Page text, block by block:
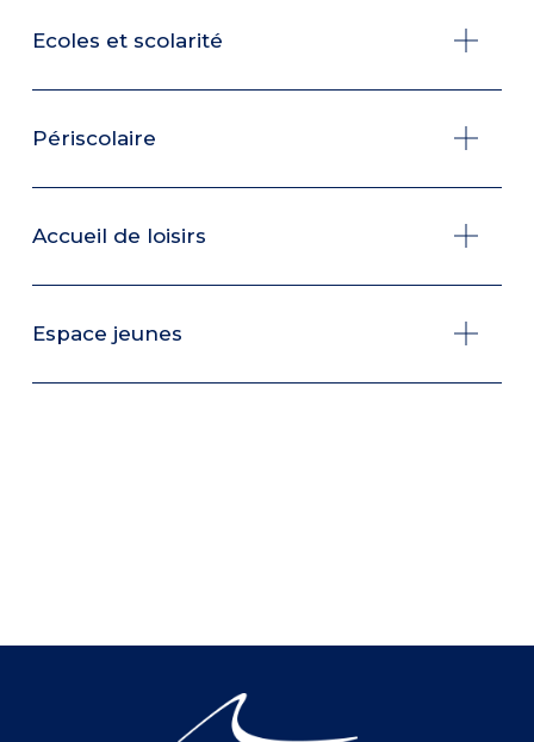
Ecoles et scolarité
Périscolaire
Accueil de loisirs
Espace jeunes